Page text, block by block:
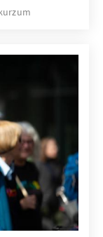
ist weit
um
des
zeigt,
nicht nur
in der